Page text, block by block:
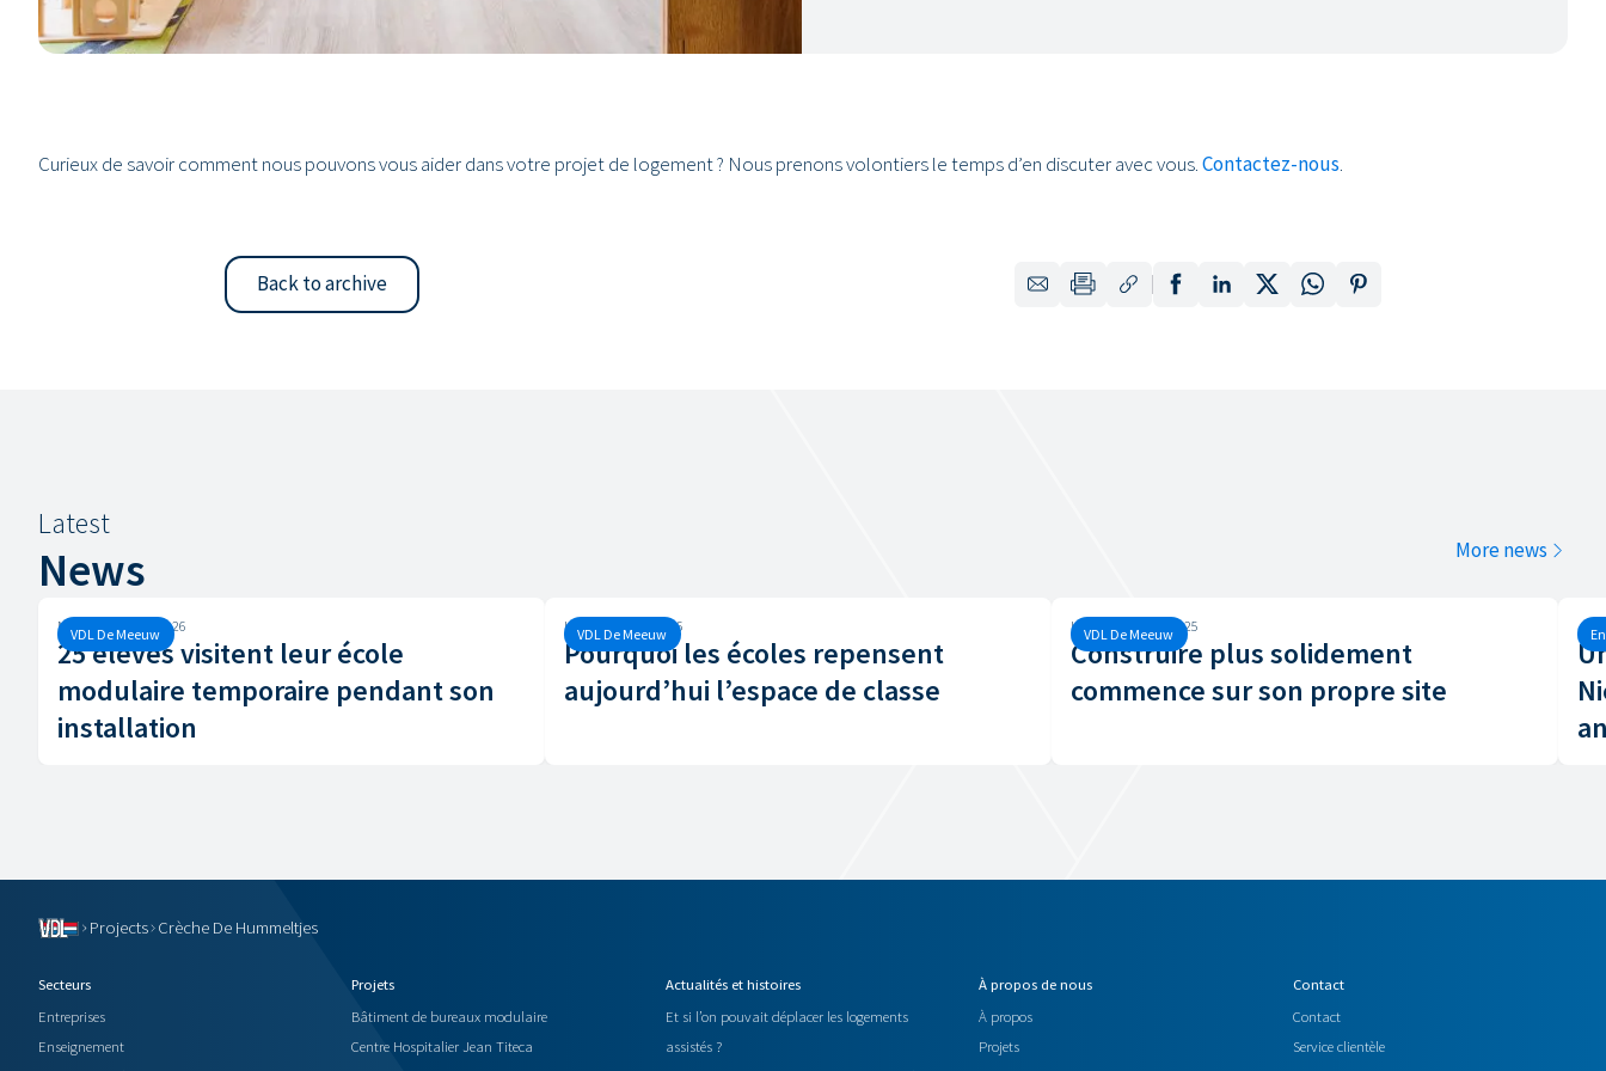
Curieux de savoir comment nous pouvons vous aider dans votre projet de logement ? Nous prenons volontiers le temps d’en discuter avec vous.Contactez-nous.
Back to archive
Latest
News More news
VDL De Meeuw
Mercredi, 4 mars, 2026
25 élèves visitent leur école
modulaire temporaire pendant son
installation
VDL De Meeuw
Lundi, 9 février, 2026
Pourquoi les écoles repensent
aujourd’hui l’espace de classe
VDL De Meeuw
Lundi, 6 octobre, 2025
Construire plus solidement
commence sur son propre site
Projects Crèche De Hummeltjes
Secteurs
Entreprises
Enseignement
Projets
Bâtiment de bureaux modulaire
Centre Hospitalier Jean Titeca
Actualités et histoires
Et si l’on pouvait déplacer les logements
assistés ?
À propos de nous
À propos
Projets
Contact
Contact
Service clientèle